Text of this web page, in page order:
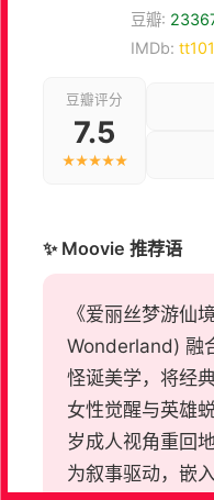
豆瓣:
IMDb:
豆瓣评分
7.5
★★★★★
✨ Moovie 推荐语
《爱丽丝梦游仙
Wonderland) 融
怪诞美学，将经
女性觉醒与英雄
岁成人视角重回
为叙事驱动，嵌